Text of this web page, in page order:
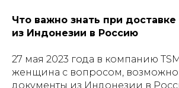
Что важно знать при
из Индонезии в Россию
27 мая 2023 года в компанию
женщина с вопросом, возможно
документы из Индонезии в